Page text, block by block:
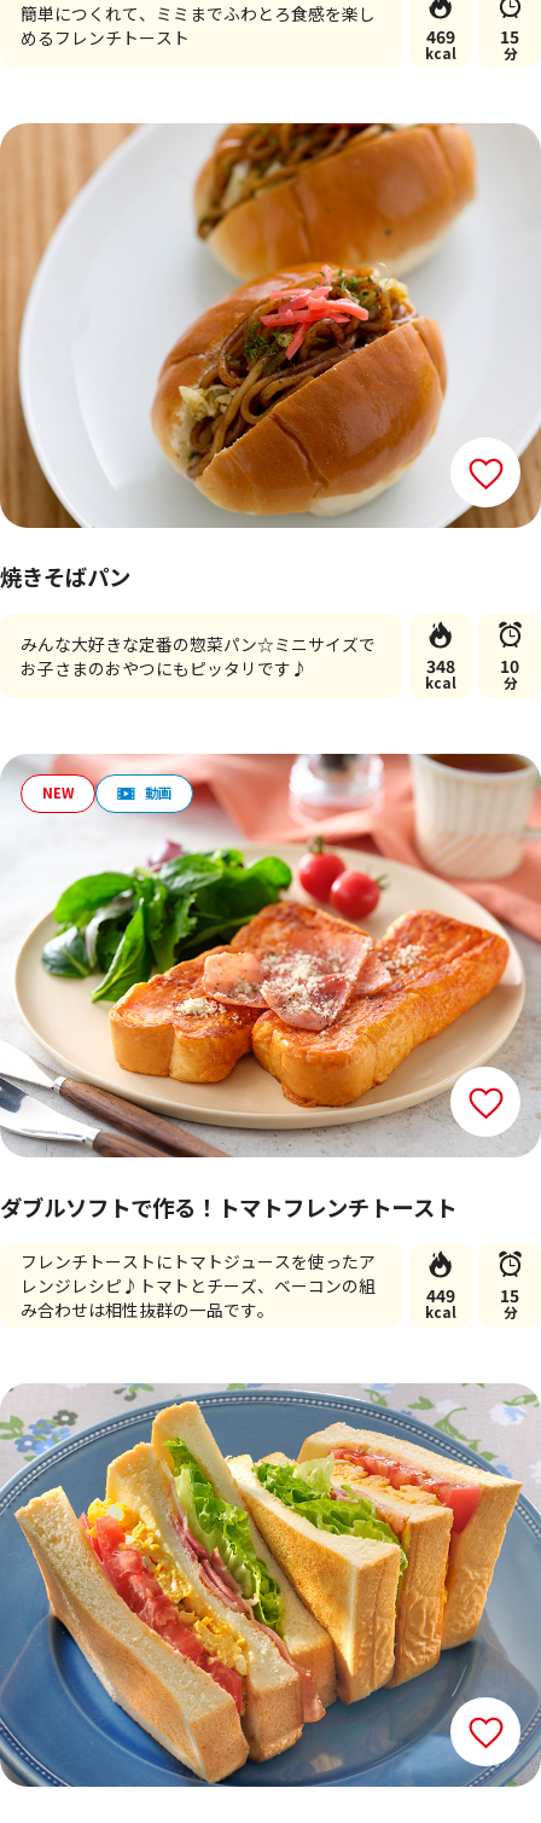
簡単につくれて、ミミまでふわとろ食感を楽し
めるフレンチトースト
469
kcal
15
分
焼きそばパン
みんな大好きな定番の惣菜パン☆ミニサイズで
お子さまのおやつにもピッタリです♪
348
kcal
10
分
ダブルソフトで作る！トマトフレンチトースト
フレンチトーストにトマトジュースを使ったア
レンジレシピ♪トマトとチーズ、ベーコンの組
み合わせは相性抜群の一品です。
449
kcal
15
分